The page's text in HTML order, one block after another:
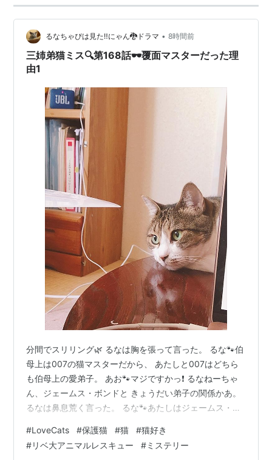
意味する語である。
ミステリー (読書) 【みすてりー】
ミステリ・推理小説と同じ意。
→推理小説
るなちゃぴは見た‼️にゃん🐉ドラマ • 8時間前
三姉弟猫ミス🔍️第168話🕶️覆面マスターだった理
由1
分間でスリリング🌿 るなは胸を張って言った。 るな🐾伯
母上は007の猫マスターだから、 あたしと007はどちら
も伯母上の愛弟子。 あお🐾マジですかっ❗️ るなねーちゃ
ん、ジェームス・ボンドと きょうだい弟子の関係かあ。
るなは鼻息荒く言った。 るな🐾あたしはジェームス・ボ
者ハットリくんに 忍術を教えたんやもんな（第9話）。
ろびん姫は苦笑しながら言った。 ろびん🐾るなの素晴ら
#LoveCats #保護猫 #猫 #猫好き
#リベ大アニマルレスキュー #ミステリー